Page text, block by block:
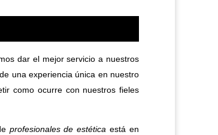
dar el mejor servicio a nuestros
una experiencia única en nuestro
como ocurre con nuestros fieles
profesionales de estética está en